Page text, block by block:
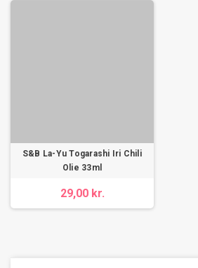
S&B La-Yu Togarashi Iri Chili
Olie 33ml
29,00 kr.